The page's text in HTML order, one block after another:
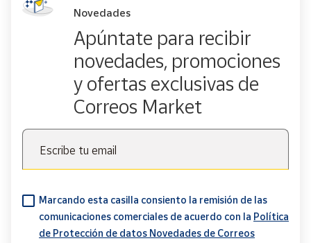
Novedades
Apúntate para recibir
novedades, promociones
y ofertas exclusivas de
Correos Market
Escribe tu email
Marcando esta casilla consiento la remisión de las
comunicaciones comerciales de acuerdo con la Política
de Protección de datos Novedades de Correos